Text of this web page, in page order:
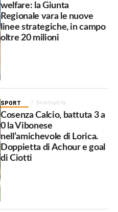
welfare: la Giunta
Regionale vara le nuove
linee strategiche, in campo
oltre 20 milioni
SPORT 34 minuti fa
Cosenza Calcio, battuta 3 a
0 la Vibonese
nell’amichevole di Lorica.
Doppietta di Achour e goal
di Ciotti